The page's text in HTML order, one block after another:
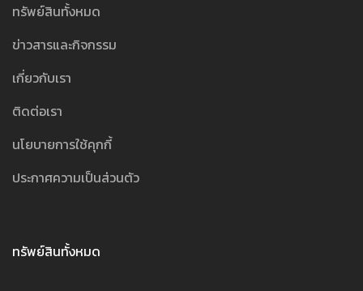
ทรัพย์สินทั้งหมด
ข่าวสารและกิจกรรม
เกี่ยวกับเรา
ติดต่อเรา
นโยบายการใช้คุกกี้
ประกาศความเป็นส่วนตัว
ทรัพย์สินทั้งหมด